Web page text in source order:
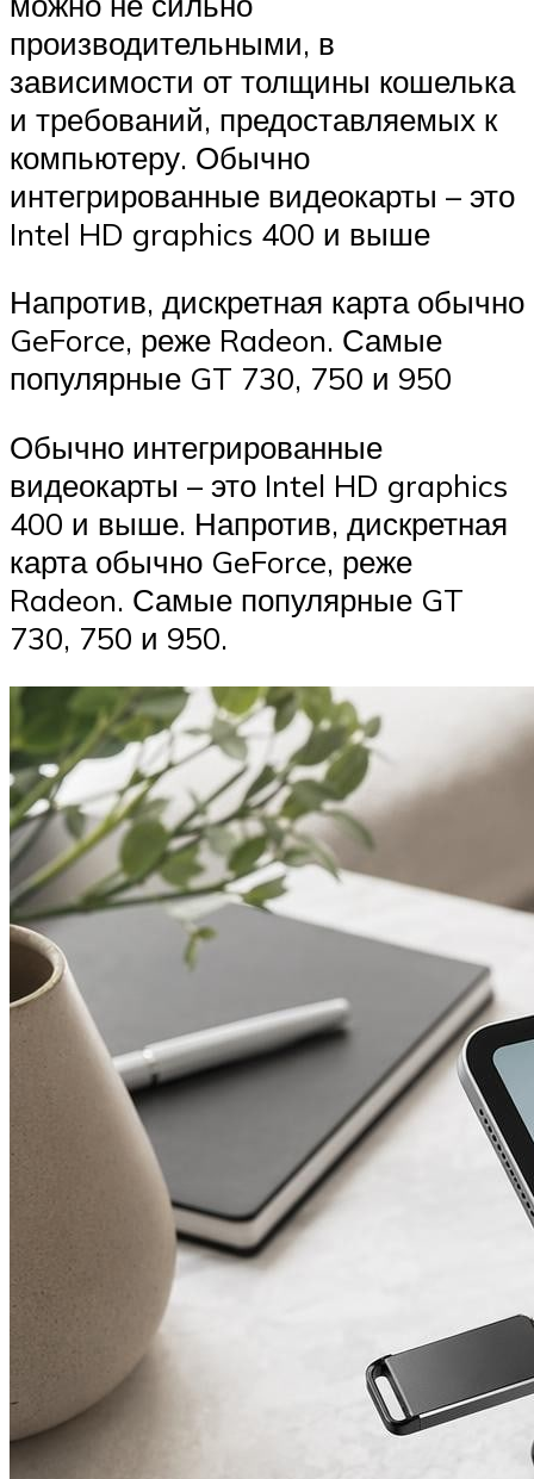
производительными, в
зависимости от толщины кошелька
и требований, предоставляемых к
компьютеру. Обычно
интегрированные видеокарты – это
Intel HD graphics 400 и выше
Напротив, дискретная карта обычно
GeForce, реже Radeon. Самые
популярные GT 730, 750 и 950
Обычно интегрированные
видеокарты – это Intel HD graphics
400 и выше. Напротив, дискретная
карта обычно GeForce, реже
Radeon. Самые популярные GT
730, 750 и 950.